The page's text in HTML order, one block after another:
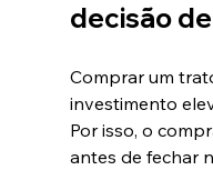
decisão
Comprar um
investimento
Por isso, o
antes de fechar